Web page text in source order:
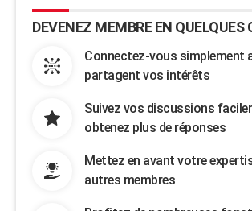
DEVENEZ MEMBRE EN QUELQUES
Connectez-vous simplement
partagent vos intérêts
Suivez vos discussions
obtenez plus de réponses
Mettez en avant votre
autres membres